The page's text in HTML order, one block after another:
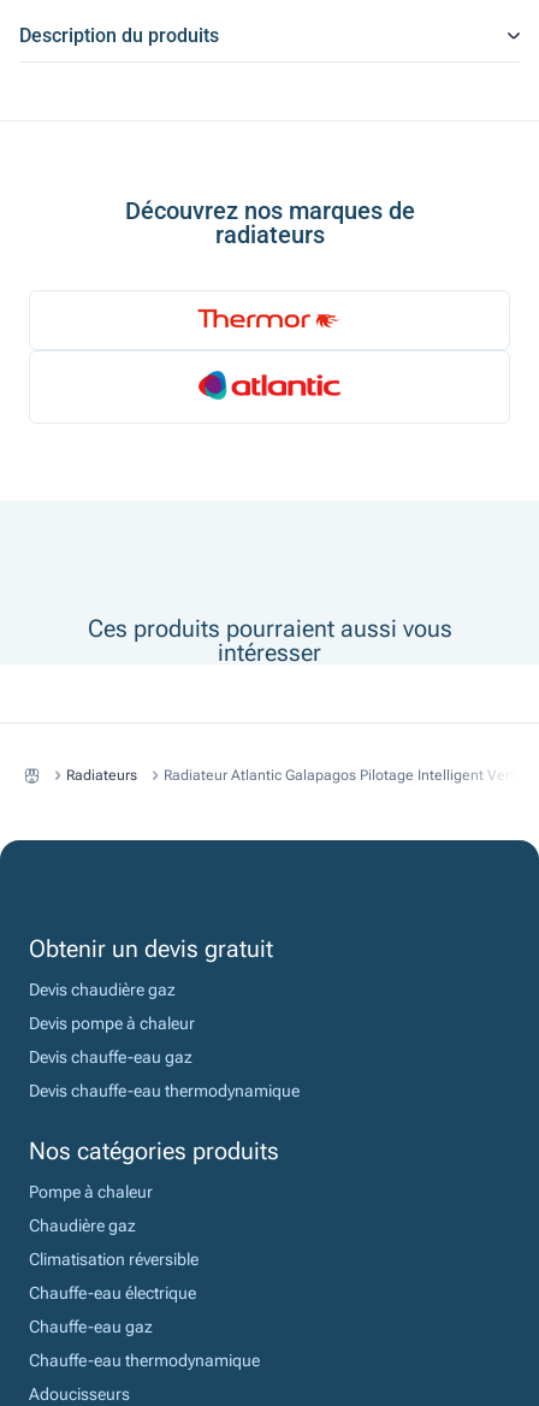
Description du produits
Découvrez nos marques de
radiateurs
Ces produits pourraient aussi vous
intéresser
Radiateurs Radiateur Atlantic Galapagos Pilotage Intelligent
Obtenir un devis gratuit
Devis chaudière gaz
Devis pompe à chaleur
Devis chauffe-eau gaz
Devis chauffe-eau thermodynamique
Nos catégories produits
Pompe à chaleur
Chaudière gaz
Climatisation réversible
Chauffe-eau électrique
Chauffe-eau gaz
Chauffe-eau thermodynamique
Adoucisseurs